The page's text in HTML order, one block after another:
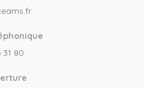
31 80